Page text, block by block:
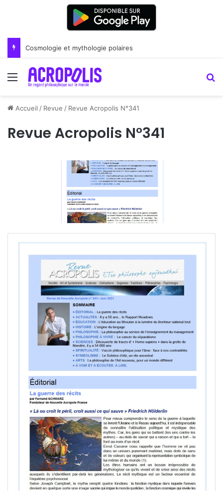
Renoir : la peinture comme un art du lien
Menu
Accueil / Revue / Revue Acropolis N°341
Revue Acropolis N°341